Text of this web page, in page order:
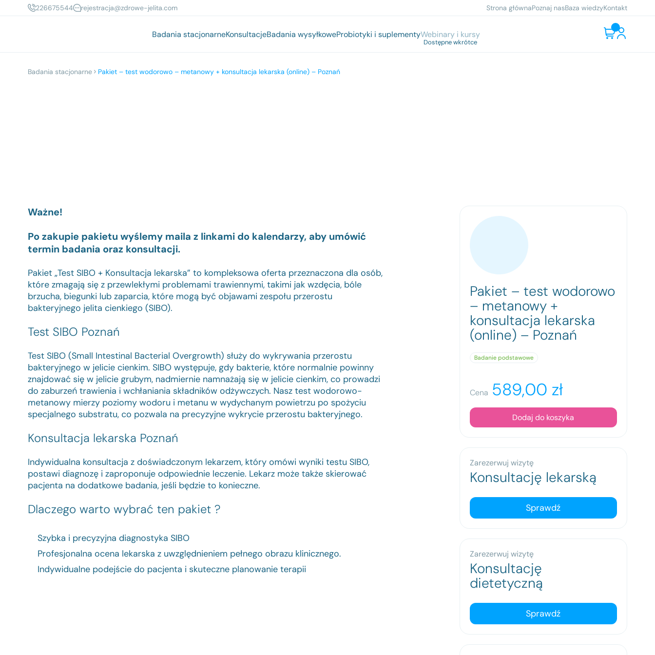
226675544 rejestracja@zdrowe-jelita.com Strona głównaPoznaj nasBaza wiedzyKontakt
Badania stacjonarneKonsultacjeBadania wysyłkoweProbiotyki i suplementyWebinary i kursy
Badania stacjonarne Pakiet – test wodorowo – metanowy + konsultacja lekarska (online) – Poznań
Ważne!
Po zakupie pakietu wyślemy maila z linkami do kalendarzy, aby umówić
termin badania oraz konsultacji.
Pakiet „Test SIBO + Konsultacja lekarska” to kompleksowa oferta przeznaczona dla osób,
które zmagają się z przewlekłymi problemami trawiennymi, takimi jak wzdęcia, bóle
brzucha, biegunki lub zaparcia, które mogą być objawami zespołu przerostu
bakteryjnego jelita cienkiego (SIBO).
Test SIBO Poznań
Test SIBO (Small Intestinal Bacterial Overgrowth) służy do wykrywania przerostu
bakteryjnego w jelicie cienkim. SIBO występuje, gdy bakterie, które normalnie powinny
znajdować się w jelicie grubym, nadmiernie namnażają się w jelicie cienkim, co prowadzi
do zaburzeń trawienia i wchłaniania składników odżywczych. Nasz test wodorowo-
metanowy mierzy poziomy wodoru i metanu w wydychanym powietrzu po spożyciu
specjalnego substratu, co pozwala na precyzyjne wykrycie przerostu bakteryjnego.
Konsultacja lekarska Poznań
Indywidualna konsultacja z doświadczonym lekarzem, który omówi wyniki testu SIBO,
postawi diagnozę i zaproponuje odpowiednie leczenie. Lekarz może także skierować
pacjenta na dodatkowe badania, jeśli będzie to konieczne.
Dlaczego warto wybrać ten pakiet ?
Szybka i precyzyjna diagnostyka SIBO
Profesjonalna ocena lekarska z uwzględnieniem pełnego obrazu klinicznego.
Indywidualne podejście do pacjenta i skuteczne planowanie terapii
Pakiet – test wodorowo
– metanowy +
konsultacja lekarska
(online) – Poznań
Badanie podstawowe
Cena 589,00 zł
Dodaj do koszyka
Zarezerwuj wizytę
Konsultację lekarską
Sprawdź
Zarezerwuj wizytę
Konsultację
dietetyczną
Sprawdź